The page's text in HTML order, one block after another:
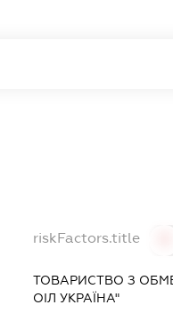
riskFactors.title
ТОВАРИСТВО З
ОІЛ УКРАЇНА"